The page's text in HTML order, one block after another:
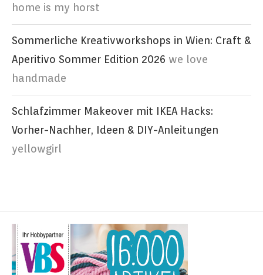
home is my horst
Sommerliche Kreativworkshops in Wien: Craft &
Aperitivo Sommer Edition 2026 we love
handmade
Schlafzimmer Makeover mit IKEA Hacks:
Vorher-Nachher, Ideen & DIY-Anleitungen
yellowgirl